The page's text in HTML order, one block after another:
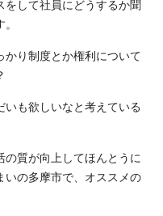
をして社員にどうするか聞
り制度とか権利について
も欲しいなと考えている
質が向上してほんとうに
いの多摩市で、オススメの